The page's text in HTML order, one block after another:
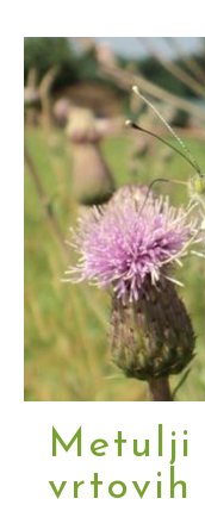
Metulji
vrtovih